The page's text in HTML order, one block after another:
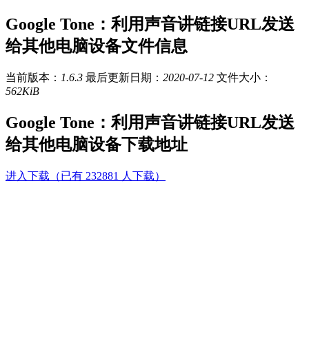
Google Tone：利用声音讲链接URL发送
给其他电脑设备文件信息
当前版本： 1.6.3 最后更新日期： 2020-07-12 文件大小：
562KiB
Google Tone：利用声音讲链接URL发送
给其他电脑设备下载地址
进入下载（已有 232881 人下载）